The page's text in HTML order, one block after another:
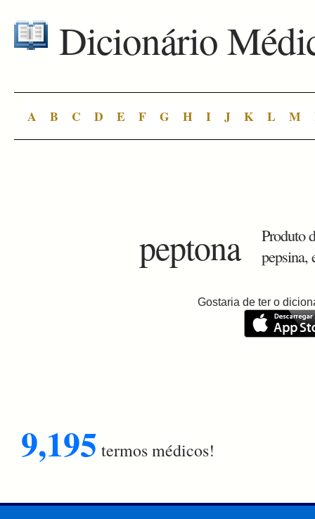
Dicionário
A B C D E F G H I J K L M
peptona
Produto
pepsina,
Gostaria de ter o
9,195 termos médicos!